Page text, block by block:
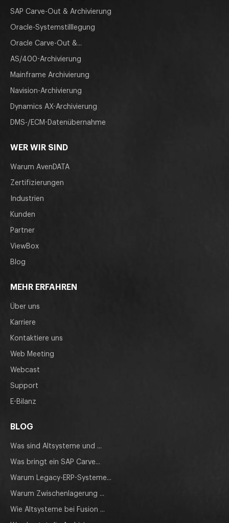
SAP Carve-Out & Archivierung
Oracle-Systemstilllegung
Oracle Carve-Out &...
AS/400-Archivierung
Mainframe Archivierung
Navision-Archivierung
Dynamics AX-Archivierung
DMS-/ECM-Datenübernahme
WER WIR SIND
Warum AvenDATA
Zertifizierungen
Industrien
Kunden
Partner
ViewBox
Blog
MEHR ERFAHREN
Über uns
Karriere
Kontaktiere uns
Web Meeting
Webcast
Support
E-Bilanz
BLOG
Was sind Altsysteme und ...
Was bringt ein SAP Carve...
Warum Legacy-ERP-Systeme...
Warum Zwischenlagerung ...
Wie Altsysteme bei Fusion ...